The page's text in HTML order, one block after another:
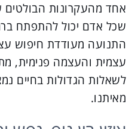
אחד מהעקרונות הבולטים
שכל אדם יכול להתפתח
התנועה מעודדת חיפוש
עצמית והעצמה פנימית,
לשאלות הגדולות בחיים
מאיתנו.